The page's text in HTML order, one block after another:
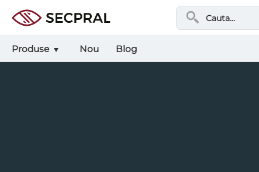
Produse Nou Blog